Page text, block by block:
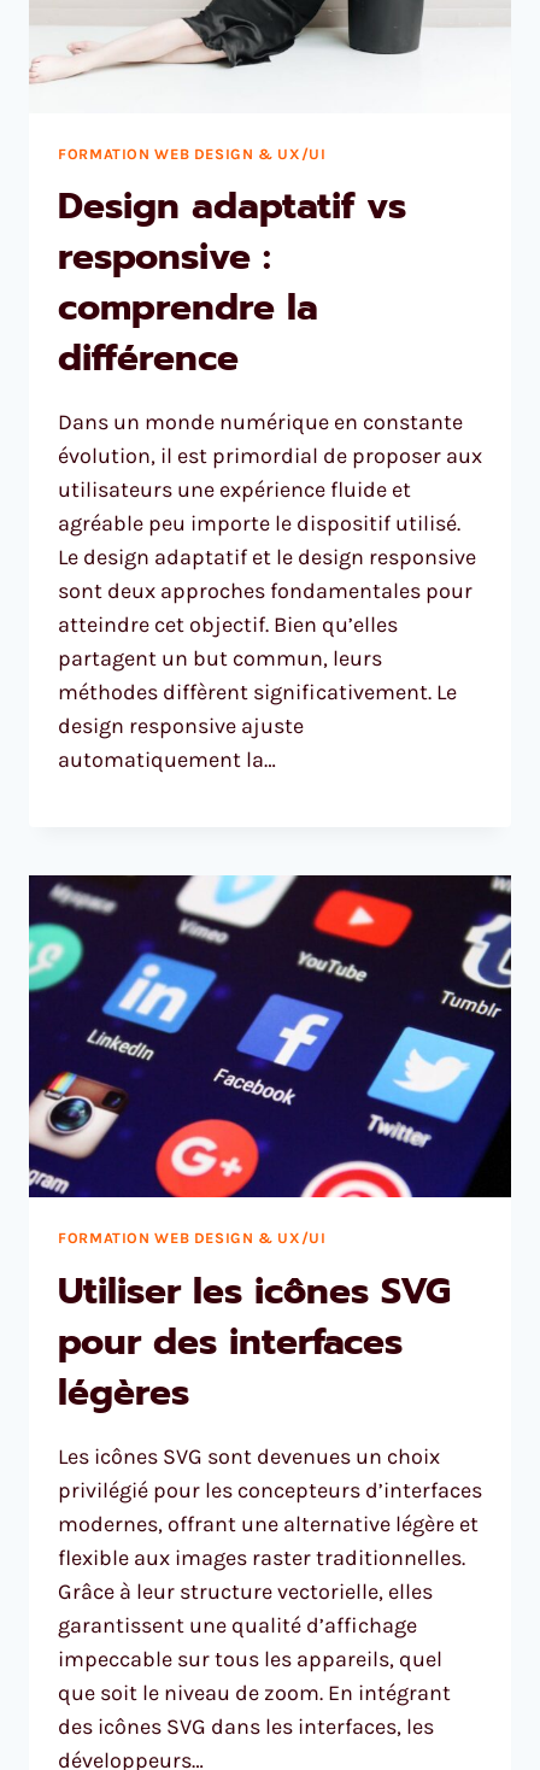
FORMATION WEB DESIGN & UX/UI
Design adaptatif vs
responsive :
comprendre la
différence
Dans un monde numérique en constante
évolution, il est primordial de proposer aux
utilisateurs une expérience fluide et
agréable peu importe le dispositif utilisé.
Le design adaptatif et le design responsive
sont deux approches fondamentales pour
atteindre cet objectif. Bien qu’elles
partagent un but commun, leurs
méthodes diffèrent significativement. Le
design responsive ajuste
automatiquement la…
FORMATION WEB DESIGN & UX/UI
Utiliser les icônes SVG
pour des interfaces
légères
Les icônes SVG sont devenues un choix
privilégié pour les concepteurs d’interfaces
modernes, offrant une alternative légère et
flexible aux images raster traditionnelles.
Grâce à leur structure vectorielle, elles
garantissent une qualité d’affichage
impeccable sur tous les appareils, quel
que soit le niveau de zoom. En intégrant
des icônes SVG dans les interfaces, les
développeurs…